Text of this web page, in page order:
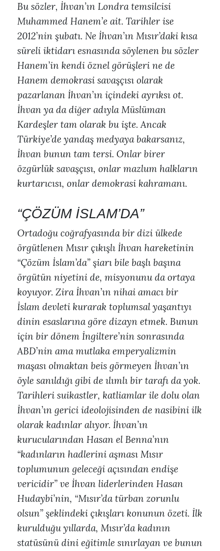
Bu sözler, İhvan’ın Londra temsilcisi
Muhammed Hanem’e ait. Tarihler ise
2012’nin şubatı. Ne İhvan’ın Mısır’daki kısa
süreli iktidarı esnasında söylenen bu sözler
Hanem’in kendi öznel görüşleri ne de
Hanem demokrasi savaşçısı olarak
pazarlanan İhvan’ın içindeki ayrıksı ot.
İhvan ya da diğer adıyla Müslüman
Kardeşler tam olarak bu işte. Ancak
Türkiye’de yandaş medyaya bakarsanız,
İhvan bunun tam tersi. Onlar birer
özgürlük savaşçısı, onlar mazlum halkların
kurtarıcısı, onlar demokrasi kahramanı.
“ÇÖZÜM İSLAM’DA”
Ortadoğu coğrafyasında bir dizi ülkede
örgütlenen Mısır çıkışlı İhvan hareketinin
“Çözüm İslam’da” şiarı bile başlı başına
örgütün niyetini de, misyonunu da ortaya
koyuyor. Zira İhvan’ın nihai amacı bir
İslam devleti kurarak toplumsal yaşantıyı
dinin esaslarına göre dizayn etmek. Bunun
için bir dönem İngiltere’nin sonrasında
ABD’nin ama mutlaka emperyalizmin
maşası olmaktan beis görmeyen İhvan’ın
öyle sanıldığı gibi de ılımlı bir tarafı da yok.
Tarihleri suikastler, katliamlar ile dolu olan
İhvan’ın gerici ideolojisinden de nasibini ilk
olarak kadınlar alıyor. İhvan’ın
kurucularından Hasan el Benna’nın
“kadınların hadlerini aşması Mısır
toplumunun geleceği açısından endişe
vericidir” ve İhvan liderlerinden Hasan
Hudaybi’nin, “Mısır’da türban zorunlu
olsun” şeklindeki çıkışları konunun özeti. İlk
kurulduğu yıllarda, Mısır’da kadının
statüsünü dini eğitimle sınırlayan ve bunun